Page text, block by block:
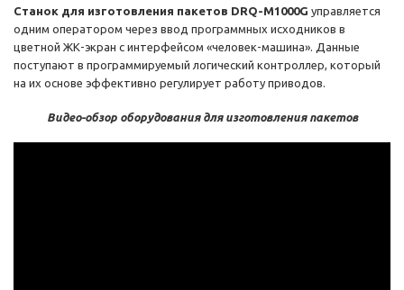
Станок для изготовления пакетов DRQ-M1000G управляется
одним оператором через ввод программных исходников в
цветной ЖК-экран с интерфейсом «человек-машина». Данные
поступают в программируемый логический контроллер, который
на их основе эффективно регулирует работу приводов.
Видео-обзор оборудования для изготовления пакетов